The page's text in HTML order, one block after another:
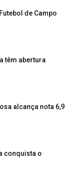
de Campo
têm abertura
alcança nota 6,9
conquista o